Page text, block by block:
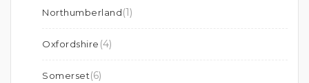
Northumberland(1)
Oxfordshire (4)
Somerset(6)